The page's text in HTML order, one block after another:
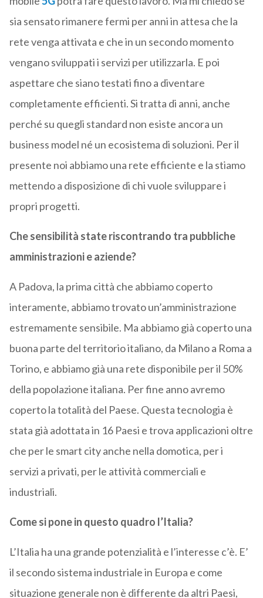
sia sensato rimanere fermi per anni in attesa che la
rete venga attivata e che in un secondo momento
vengano sviluppati i servizi per utilizzarla. E poi
aspettare che siano testati fino a diventare
completamente efficienti. Si tratta di anni, anche
perché su quegli standard non esiste ancora un
business model né un ecosistema di soluzioni. Per il
presente noi abbiamo una rete efficiente e la stiamo
mettendo a disposizione di chi vuole sviluppare i
propri progetti.
Che sensibilità state riscontrando tra pubbliche
amministrazioni e aziende?
A Padova, la prima città che abbiamo coperto
interamente, abbiamo trovato un’amministrazione
estremamente sensibile. Ma abbiamo già coperto una
buona parte del territorio italiano, da Milano a Roma a
Torino, e abbiamo già una rete disponibile per il 50%
della popolazione italiana. Per fine anno avremo
coperto la totalità del Paese. Questa tecnologia è
stata già adottata in 16 Paesi e trova applicazioni oltre
che per le smart city anche nella domotica, per i
servizi a privati, per le attività commerciali e
industriali.
Come si pone in questo quadro l’Italia?
L’Italia ha una grande potenzialità e l’interesse c’è. E’
il secondo sistema industriale in Europa e come
situazione generale non è differente da altri Paesi,